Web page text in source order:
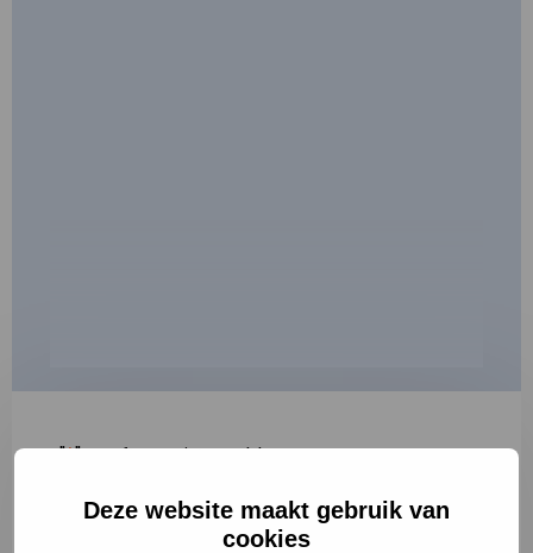
Deze website maakt gebruik van
cookies
"*" geeft vereiste velden aan
2